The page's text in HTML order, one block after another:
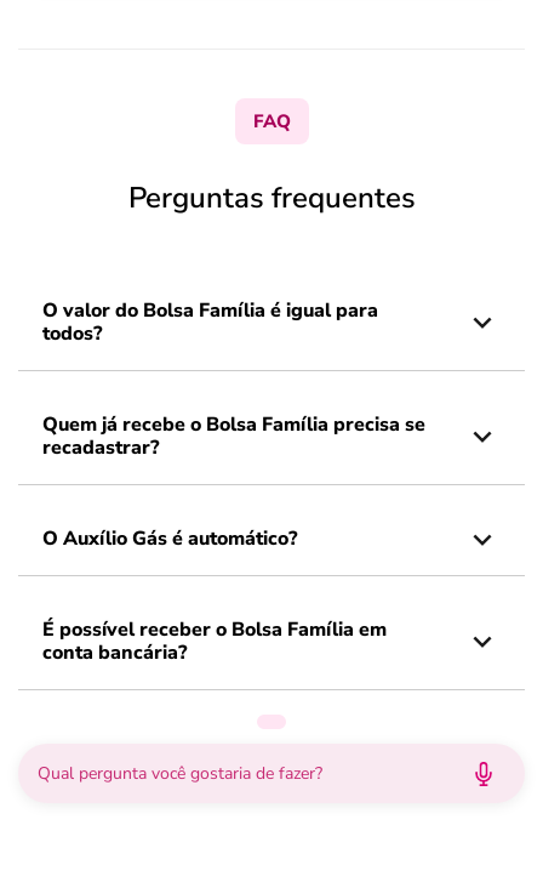
FAQ
Perguntas frequentes
O valor do Bolsa Família é igual para
todos?
Quem já recebe o Bolsa Família precisa se
recadastrar?
O Auxílio Gás é automático?
É possível receber o Bolsa Família em
conta bancária?